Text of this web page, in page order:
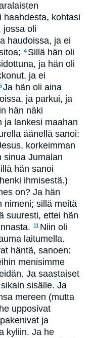
haahdesta, kohtasi
jossa oli
haudoissa, ja ei
4 Sillä hän oli
ja hän oli
ja ei
Ja hän oli aina
ja parkui, ja
hän näki
ja lankesi maahan
äänellä sanoi:
korkeimman
sinua Jumalan
hän sanoi
ihmisestä.)
on? Ja hän
nimeni; sillä meitä
suuresti, ettei hän
11 Niin oli
laitumella.
häntä, sanoen:
menisimme
Ja saastaiset
sisälle. Ja
mereen (mutta
upposivat
ja
kyliin. Ja he